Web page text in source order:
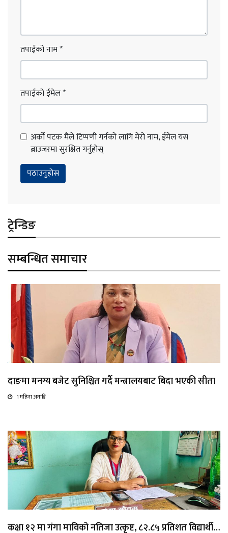
तपाईंको नाम*
तपाईंको ईमेल*
अर्को पटक मैले टिप्पणी गर्नको लागि मेरो नाम, ईमेल यस
ब्राउजरमा सुरक्षित गर्नुहोस्
ट्रेन्डिङ
सम्बन्धित समाचार
दाङमा मनग्य बजेट सुनिश्चित गर्दै मन्त्रालयबाट बिदा भएकी सीता
1 महिना अगाडि
कक्षा १२ मा गंगा माविको नतिजा उत्कृष्ट, ८२.८५ प्रतिशत विद्यार्थी…